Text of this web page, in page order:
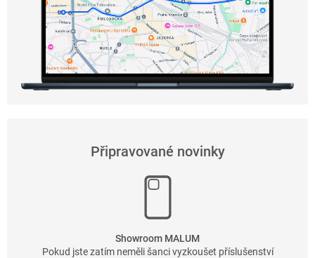
Připravované novinky
Showroom MALUM
Pokud jste zatím neměli šanci vyzkoušet příslušenství